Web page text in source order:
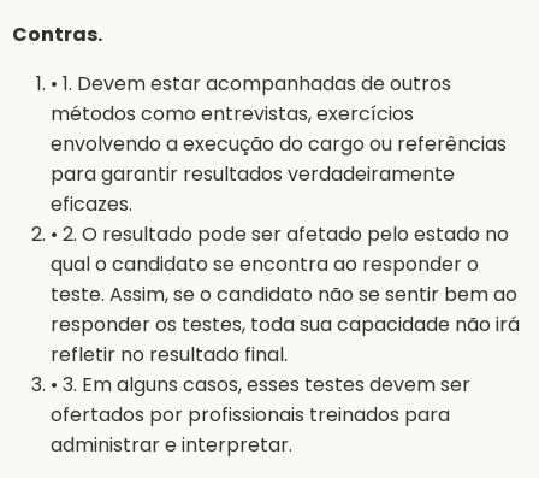
Contras.
• 1. Devem estar acompanhadas de outros
métodos como entrevistas, exercícios
envolvendo a execução do cargo ou referências
para garantir resultados verdadeiramente
eficazes.
• 2. O resultado pode ser afetado pelo estado no
qual o candidato se encontra ao responder o
teste. Assim, se o candidato não se sentir bem ao
responder os testes, toda sua capacidade não irá
refletir no resultado final.
• 3. Em alguns casos, esses testes devem ser
ofertados por profissionais treinados para
administrar e interpretar.